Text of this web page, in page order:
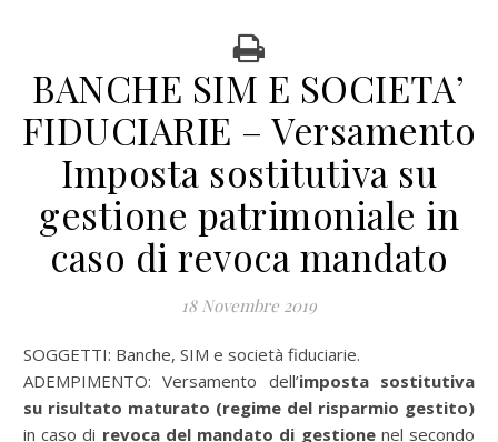
BANCHE SIM E SOCIETA’
FIDUCIARIE – Versamento
Imposta sostitutiva su
gestione patrimoniale in
caso di revoca mandato
18 Novembre 2019
SOGGETTI: Banche, SIM e società fiduciarie.
ADEMPIMENTO: Versamento dell’imposta sostitutiva
su risultato maturato (regime del risparmio gestito)
in caso di revoca del mandato di gestionenel secondo